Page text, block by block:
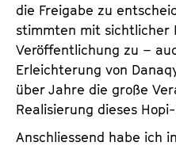
die Freigabe zu
stimmten mit sichtlicher
Veröffentlichung zu –
Erleichterung von
über Jahre die große
Realisierung dieses
Anschliessend habe ich